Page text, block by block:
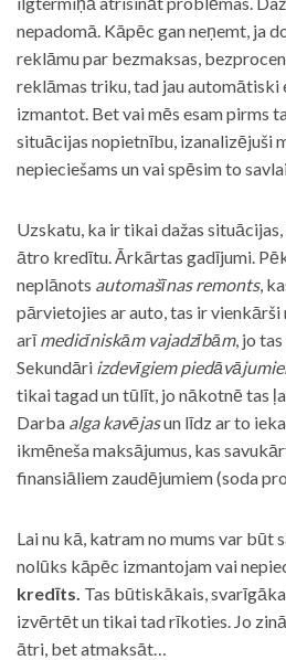
nepadomā. Kāpēc gan neņemt, ja
reklāmu par bezmaksas,
reklāmas triku, tad jau automātiski
izmantot. Bet vai mēs esam pirms
situācijas nopietnību, izanalizējuši
nepieciešams un vai spēsim to
Uzskatu, ka ir tikai dažas
ātro kredītu. Ārkārtas gadījumi.
neplānots automašīnas remonts,
pārvietojies ar auto, tas ir
arīmedicīniskām vajadzībām, jo
Sekundāri izdevīgiem
tikai tagad un tūlīt, jo nākotnē tas
Darba alga kavējasun līdz ar to
ikmēneša maksājumus, kas
finansiāliem zaudējumiem (soda
Lai nu kā, katram no mums var būt
nolūks kāpēc izmantojam vai
kredīts. Tas būtiskākais,
izvērtēt un tikai tad rīkoties. Jo
ātri, bet atmaksāt…